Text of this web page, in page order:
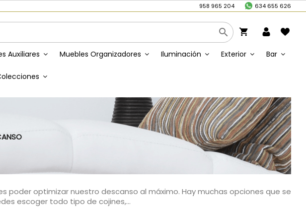
958 965 204/ 634 655 626
 shopping_cart
Auxiliares Muebles Organizadores Iluminación Exterior Bar
optimizar nuestro descanso al máximo. Hay muchas opciones que se
escoger todo tipo de cojines,...